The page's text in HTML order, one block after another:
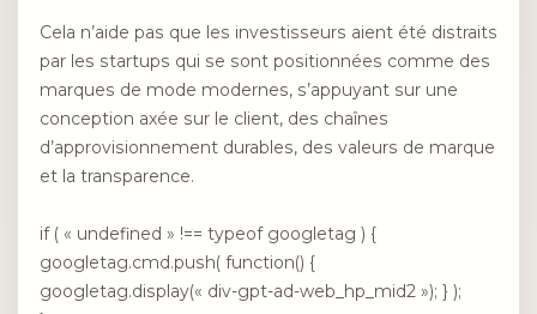
Cela n’aide pas que les investisseurs aient été distraits
par les startups qui se sont positionnées comme des
marques de mode modernes, s’appuyant sur une
conception axée sur le client, des chaînes
d’approvisionnement durables, des valeurs de marque
et la transparence.
if ( « undefined » !== typeof googletag ) {
googletag.cmd.push( function() {
googletag.display(« div-gpt-ad-web_hp_mid2 »); } );